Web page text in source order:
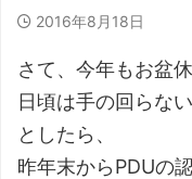
2016年8月18日
さて、今年もお盆
日頃は手の回らな
としたら、
昨年末からPDUの